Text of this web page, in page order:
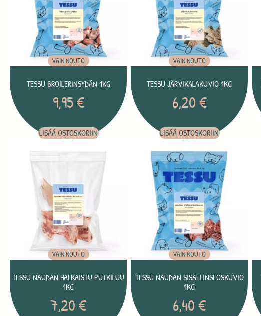
VAIN NOUTO
TESSU BROILERINSYDÄN 1KG
9,95€
LISÄÄ OSTOSKORIIN
VAIN NOUTO
TESSU JÄRVIKALAKUVIO 1KG
6,20€
LISÄÄ OSTOSKORIIN
VAIN NOUTO
TESSU NAUDAN HALKAISTU PUTKILUU
1KG
7,20€
VAIN NOUTO
TESSU NAUDAN SISÄELINSEOSKUVIO
1KG
6,40€